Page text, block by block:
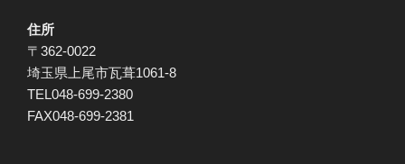
住所
〒362-0022
埼玉県上尾市瓦葺1061-8
TEL048-699-2380
FAX048-699-2381